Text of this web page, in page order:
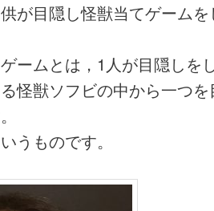
が目隠し怪獣当てゲーム
ームとは，1人が目隠しを
怪獣ソフビの中から一つ
うものです。